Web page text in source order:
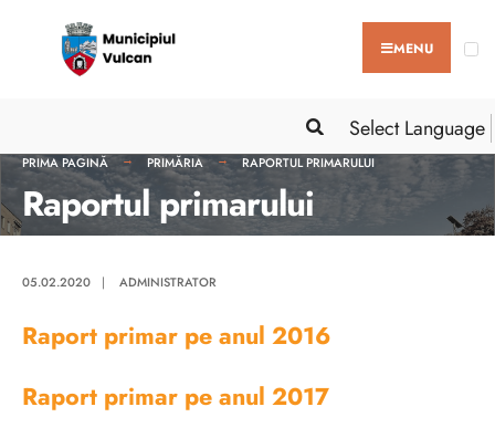
MENU
Select Language
PRIMA PAGINĂ PRIMĂRIA RAPORTUL PRIMARULUI
Raportul primarului
05.02.2020 | ADMINISTRATOR
Raport primar pe anul 2016
Raport primar pe anul 2017